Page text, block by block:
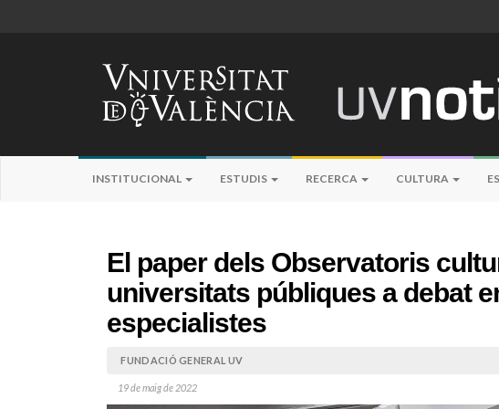
INSTITUCIONAL ESTUDIS RECERCA CULTURA
El paper dels Observatoris
universitats públiques a debat
especialistes
FUNDACIÓ GENERAL UV
19 de maig de 2022